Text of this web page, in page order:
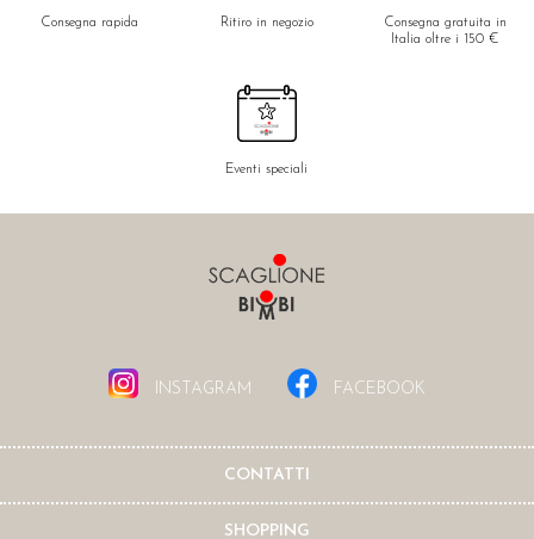
Consegna rapida Ritiro in negozio
Consegna gratuita in
Italia oltre i 150 €
Eventi speciali
INSTAGRAM FACEBOOK
CONTATTI
SHOPPING